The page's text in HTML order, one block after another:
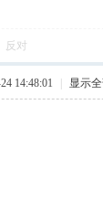
反对
14:48:01 显示